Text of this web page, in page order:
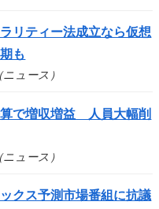
リティー法成立なら仮想
も
ュース）
で増収増益 人員大幅削
ュース）
クス予測市場番組に抗議